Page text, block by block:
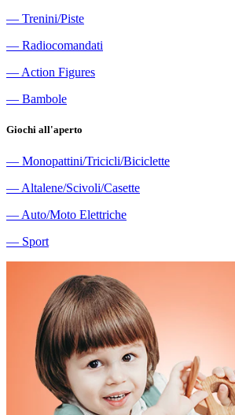
― Trenini/Piste
― Radiocomandati
― Action Figures
― Bambole
Giochi all'aperto
― Monopattini/Tricicli/Biciclette
― Altalene/Scivoli/Casette
― Auto/Moto Elettriche
― Sport